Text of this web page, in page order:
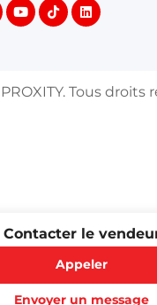
Contacter le
Appeler
Envoyer un message
PROXITY. Tous droits